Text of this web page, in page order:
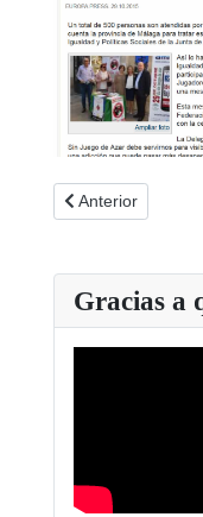
Artículo anterior:
Anterior
Gracias a